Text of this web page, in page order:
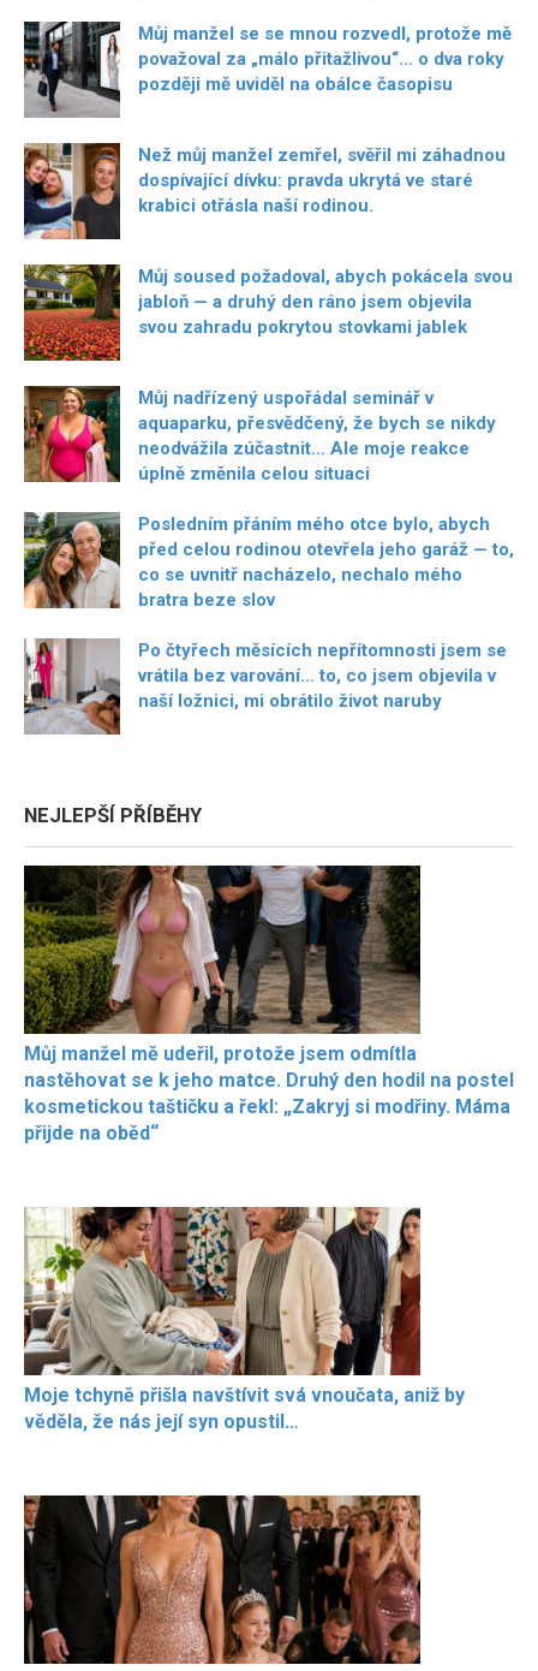
Můj manžel se se mnou rozvedl, protože mě
považoval za „málo přitažlivou“… o dva roky
později mě uviděl na obálce časopisu
Než můj manžel zemřel, svěřil mi záhadnou
dospívající dívku: pravda ukrytá ve staré
krabici otřásla naší rodinou.
Můj soused požadoval, abych pokácela svou
jabloň — a druhý den ráno jsem objevila
svou zahradu pokrytou stovkami jablek
Můj nadřízený uspořádal seminář v
aquaparku, přesvědčený, že bych se nikdy
neodvážila zúčastnit… Ale moje reakce
úplně změnila celou situaci
Posledním přáním mého otce bylo, abych
před celou rodinou otevřela jeho garáž — to,
co se uvnitř nacházelo, nechalo mého
bratra beze slov
Po čtyřech měsících nepřítomnosti jsem se
vrátila bez varování… to, co jsem objevila v
naší ložnici, mi obrátilo život naruby
NEJLEPŠÍ PŘÍBĚHY
Můj manžel mě udeřil, protože jsem odmítla
nastěhovat se k jeho matce. Druhý den hodil na postel
kosmetickou taštičku a řekl: „Zakryj si modřiny. Máma
přijde na oběd“
Moje tchyně přišla navštívit svá vnoučata, aniž by
věděla, že nás její syn opustil…